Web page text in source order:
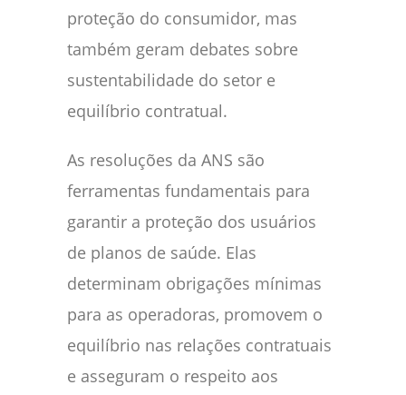
proteção do consumidor, mas
também geram debates sobre
sustentabilidade do setor e
equilíbrio contratual.
As resoluções da ANS são
ferramentas fundamentais para
garantir a proteção dos usuários
de planos de saúde. Elas
determinam obrigações mínimas
para as operadoras, promovem o
equilíbrio nas relações contratuais
e asseguram o respeito aos